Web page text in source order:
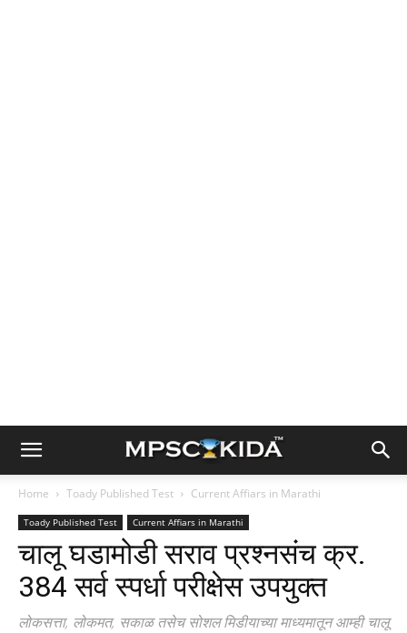
Home Toady Published Test Current Affiars in Marathi
Toady Published Test Current Affiars in Marathi
चालू घडामोडी सराव प्रश्नसंच क्र.
384 सर्व स्पर्धा परीक्षेस उपयुक्त
लोकसत्ता, लोकमत, सकाळ तसेच सोशल मिडीयाच्या माध्यमातून आम्ही चालू